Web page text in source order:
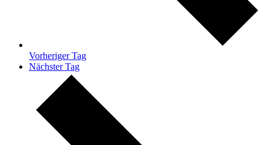
Vorheriger Tag
Nächster Tag